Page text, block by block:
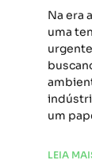
Na era
uma
um
LEIA